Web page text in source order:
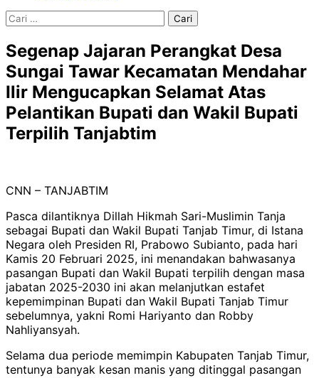
Cari
Segenap Jajaran Perangkat Desa
Sungai Tawar Kecamatan Mendahar
Ilir Mengucapkan Selamat Atas
Pelantikan Bupati dan Wakil Bupati
Terpilih Tanjabtim
CNN – TANJABTIM
Pasca dilantiknya Dillah Hikmah Sari-Muslimin Tanja
sebagai Bupati dan Wakil Bupati Tanjab Timur, di Istana
Negara oleh Presiden RI, Prabowo Subianto, pada hari
Kamis 20 Februari 2025, ini menandakan bahwasanya
pasangan Bupati dan Wakil Bupati terpilih dengan masa
jabatan 2025-2030 ini akan melanjutkan estafet
kepemimpinan Bupati dan Wakil Bupati Tanjab Timur
sebelumnya, yakni Romi Hariyanto dan Robby
Nahliyansyah.
Selama dua periode memimpin Kabupaten Tanjab Timur,
tentunya banyak kesan manis yang ditinggal pasangan